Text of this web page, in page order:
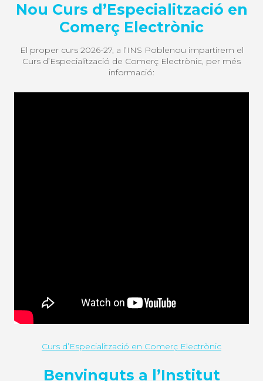
Nou Curs d’Especialització en
Comerç Electrònic
El proper curs 2026-27, a l’INS Poblenou impartirem el
Curs d’Especialització de Comerç Electrònic, per més
informació:
Curs d’Especialització en Comerç Electrònic
Benvinguts a l’Institut